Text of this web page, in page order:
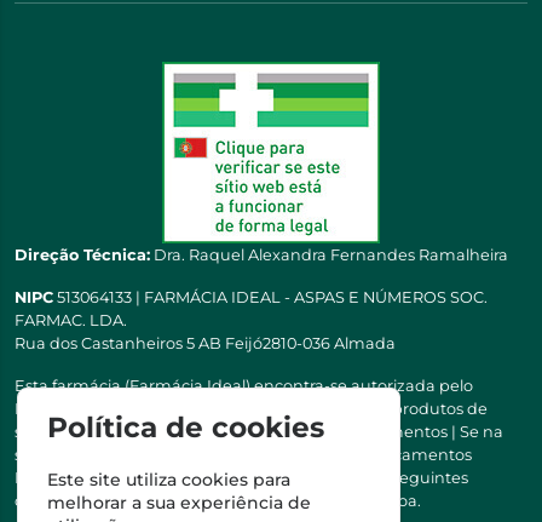
Direção Técnica: Dra. Raquel Alexandra Fernandes Ramalheira
NIPC 513064133 | FARMÁCIA IDEAL - ASPAS E NÚMEROS SOC.
FARMAC. LDA.
Rua dos Castanheiros 5 AB Feijó2810-036 Almada
Esta farmácia (Farmácia Ideal) encontra-se autorizada pelo
INFARMED para a dispensa de medicamentos e produtos de
saúde ao domicílio e através da internet. Medicamentos | Se na
sua receita tiver MSRM, MNSRM, MSRMV ou Medicamentos
Manipulados, estes só podem ser entregues nos seguintes
concelhos: Almada, Seixal, Sesimbra, Oeiras e Lisboa.
Política de cookies
Este site utiliza cookies para
melhorar a sua experiência de